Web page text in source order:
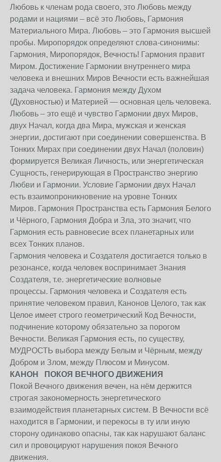
Любовь к членам рода своего, это Любовь между
родами и нациями – всё это Любовь, Гармония
Материального Мира. Любовь – это Гармония высшей
пробы. Миропорядок определяют слова-синонимы:
Гармония, Миропорядок, Вечность! Гармония правит
Миром. Достижение Гармонии внутреннего мира
человека и внешних Миров Вечности есть важнейшая
задача человека. Гармония между Духом
(Духовностью) и Материей — основная цель человека.
Любовь – это ещё и чувство Гармонии двух Миров,
двух Начал, когда два Мира, мужская и женская
энергии, достигают при соединении совершенства. В
Тонких Мирах при соединении двух Начал (половин)
формируется Великая Личность, или энергетическая
Сущность, генерирующая в Пространство энергию
Любви и Гармонии. Условие Гармонии двух Начал
есть взаимопроникновение на уровне Тонких
Миров. Гармония Пространства есть Гармония Белого
и Чёрного, Гармония Добра и Зла, это значит, что
Гармония есть равновесие всех планетарных или
всех Тонких планов.
Гармония человека и Создателя достигается только в
резонансе, когда человек воспринимает Знания
Создателя, т.е. энергетические волновые
процессы. Гармония человека и Создателя есть
принятие человеком правил, Канонов Целого, так как
Целое имеет строго геометрический Код Вечности,
подчинение которому обязательно за порогом
Вечности. Великая Гармония есть, по существу,
МУДРОСТЬ выбора между Белым и Чёрным, между
Добром и Злом, между Плюсом и Минусом.
КАНОН ПОКОЯ ВЕЧНОГО ДВИЖЕНИЯ
Покой Вечного движения вечен, на нём держится
строгая закономерность энергетического
взаимодействия планетарных систем. В Вечности всё
находится в Гармонии, и перекосы в ту или иную
сторону одинаково опасны, так как нарушают баланс
сил и провоцируют нарушения покоя Вечного
движения.